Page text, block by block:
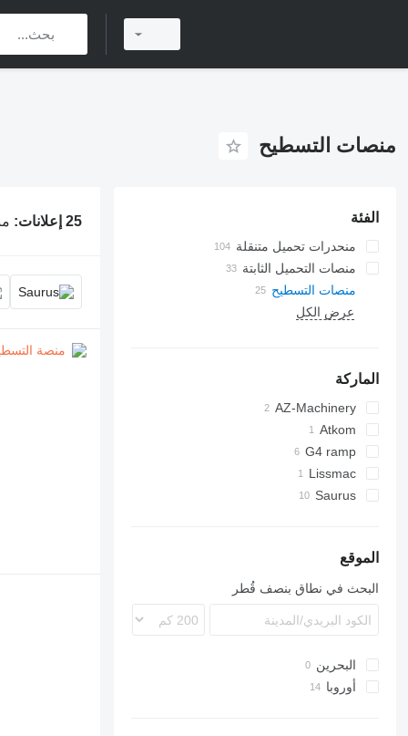
منصات التسطيح
الفئة
منحدرات تحميل متنقلة
منصات التحميل الثابتة
منصات التسطيح
عرض الكل
الماركة
AZ-Machinery
AZ RAMPAtkom
G4 ramp
Lissmac
Saurus
الموقع
البحث في نطاق بنصف قُطر
البحرين
أوروبا
25 إعلانات: